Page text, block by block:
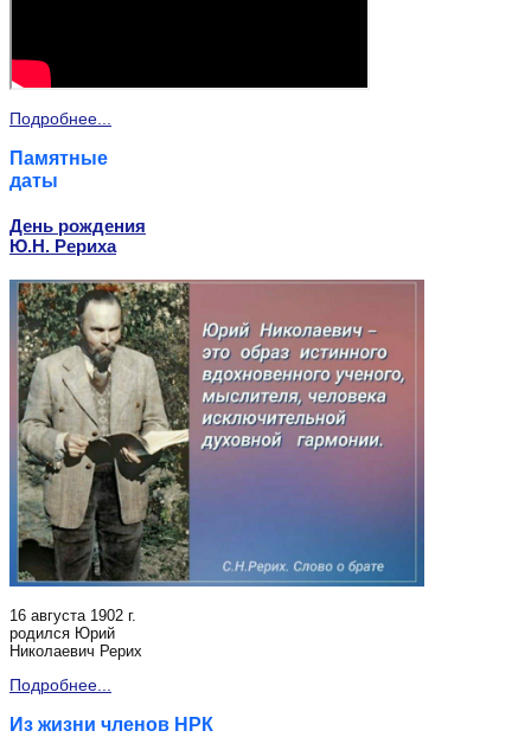
Подробнее...
Памятные
даты
День рождения
Ю.Н. Рериха
16 августа 1902 г.
родился Юрий
Николаевич Рерих
Подробнее...
Из жизни членов НРК